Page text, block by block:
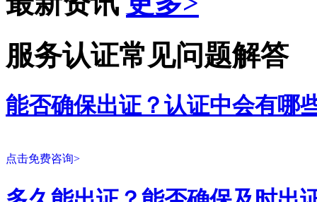
服务认证常见问题解答
能否确保出证？认证中会有哪
点击免费咨询>